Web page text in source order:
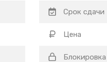
Срок сдачи
Цена
Блокировка